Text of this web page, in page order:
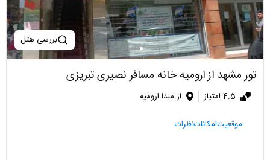
بررسی هتل
تور مشهد از ارومیه خانه مسافر نصیری تبریزی
4.5 امتیاز از مبدا ارومیه
موقعیتامکاناتنظرات